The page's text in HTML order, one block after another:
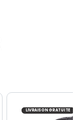
LIVRAISON GRATUITE